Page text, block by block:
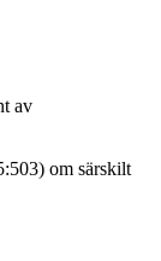
av
om särskilt